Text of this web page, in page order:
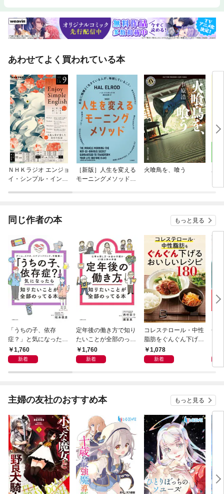
あわせてよく買われている本
ＮＨＫラジオ エンジョ
イ・シンプル・イング
［新版］人生を変える
モーニングメソッド〜
火喰鳥を、喰う
あ
の
同じ作者の本 もっと見る
「うちの子、依存
症？」と気になったら
知りたいことが全部の
ってる本
1,760
新着
定年後の働き方で知り
たいことが全部のって
る本1,760
新着
コレステロール・中性
脂肪をぐんぐん下げる
おいしいレシピ180＜
電子新版＞
1,078
新着
ぜ
電
主婦の友社のおすすめ本 もっと見る